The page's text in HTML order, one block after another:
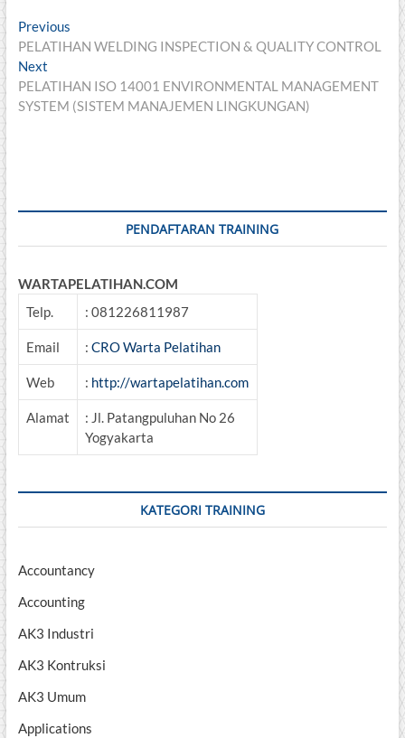
Post
navigation
PreviousPrevious
post:
PELATIHAN WELDING INSPECTION & QUALITY CONTROL
NextNext
post:
PELATIHAN ISO 14001 ENVIRONMENTAL MANAGEMENT
SYSTEM (SISTEM MANAJEMEN LINGKUNGAN)
PENDAFTARAN TRAINING
WARTAPELATIHAN.COM
Telp.
: 081226811987
Email : CRO Warta Pelatihan
Web : http://wartapelatihan.com
Alamat
: Jl. Patangpuluhan No 26
Yogyakarta
KATEGORI TRAINING
Accountancy
Accounting
AK3 Industri
AK3 Kontruksi
AK3 Umum
Applications